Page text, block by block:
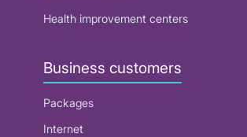
Health improvement centers
Business customers
Packages
Internet